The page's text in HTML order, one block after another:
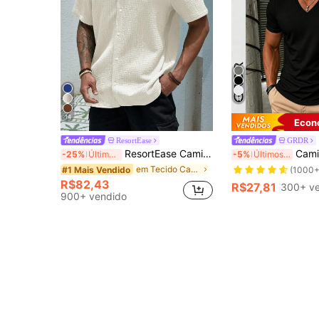
14
ResortEase
-25% Último dia ResortEase Camisa Casual de Manga Curta com Botões e Cor Sólida, Ajuste Folgado, Férias
#1 Mais Vendido em Tecido Camisas masculinas
R$82,43
900+ vendido
11
GRDR
-5% Últimos 2 dias Camiseta Masculina GRDR de Gola
R$27,81 300+